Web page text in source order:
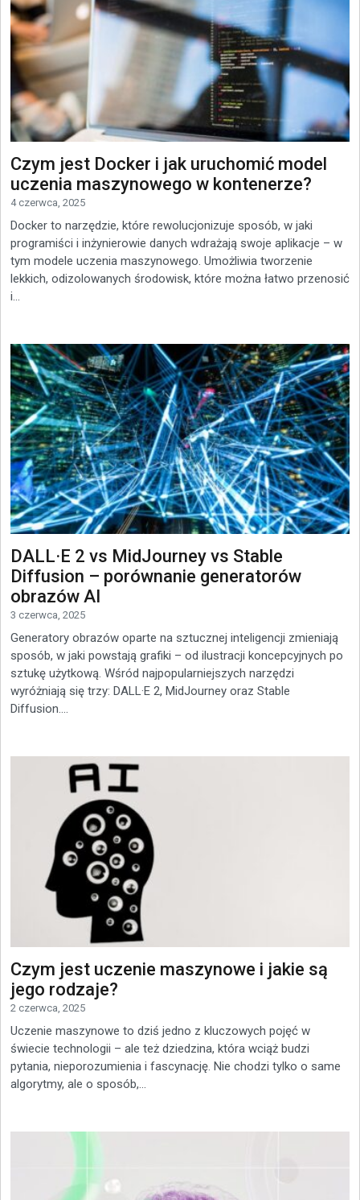
Czym jest Docker i jak uruchomić model
uczenia maszynowego w kontenerze?
4 czerwca, 2025
Docker to narzędzie, które rewolucjonizuje sposób, w jaki
programiści i inżynierowie danych wdrażają swoje aplikacje – w
tym modele uczenia maszynowego. Umożliwia tworzenie
lekkich, odizolowanych środowisk, które można łatwo przenosić
i...
DALL·E 2 vs MidJourney vs Stable
Diffusion – porównanie generatorów
obrazów AI
3 czerwca, 2025
Generatory obrazów oparte na sztucznej inteligencji zmieniają
sposób, w jaki powstają grafiki – od ilustracji koncepcyjnych po
sztukę użytkową. Wśród najpopularniejszych narzędzi
wyróżniają się trzy: DALL·E 2, MidJourney oraz Stable
Diffusion....
Czym jest uczenie maszynowe i jakie są
jego rodzaje?
2 czerwca, 2025
Uczenie maszynowe to dziś jedno z kluczowych pojęć w
świecie technologii – ale też dziedzina, która wciąż budzi
pytania, nieporozumienia i fascynację. Nie chodzi tylko o same
algorytmy, ale o sposób,...